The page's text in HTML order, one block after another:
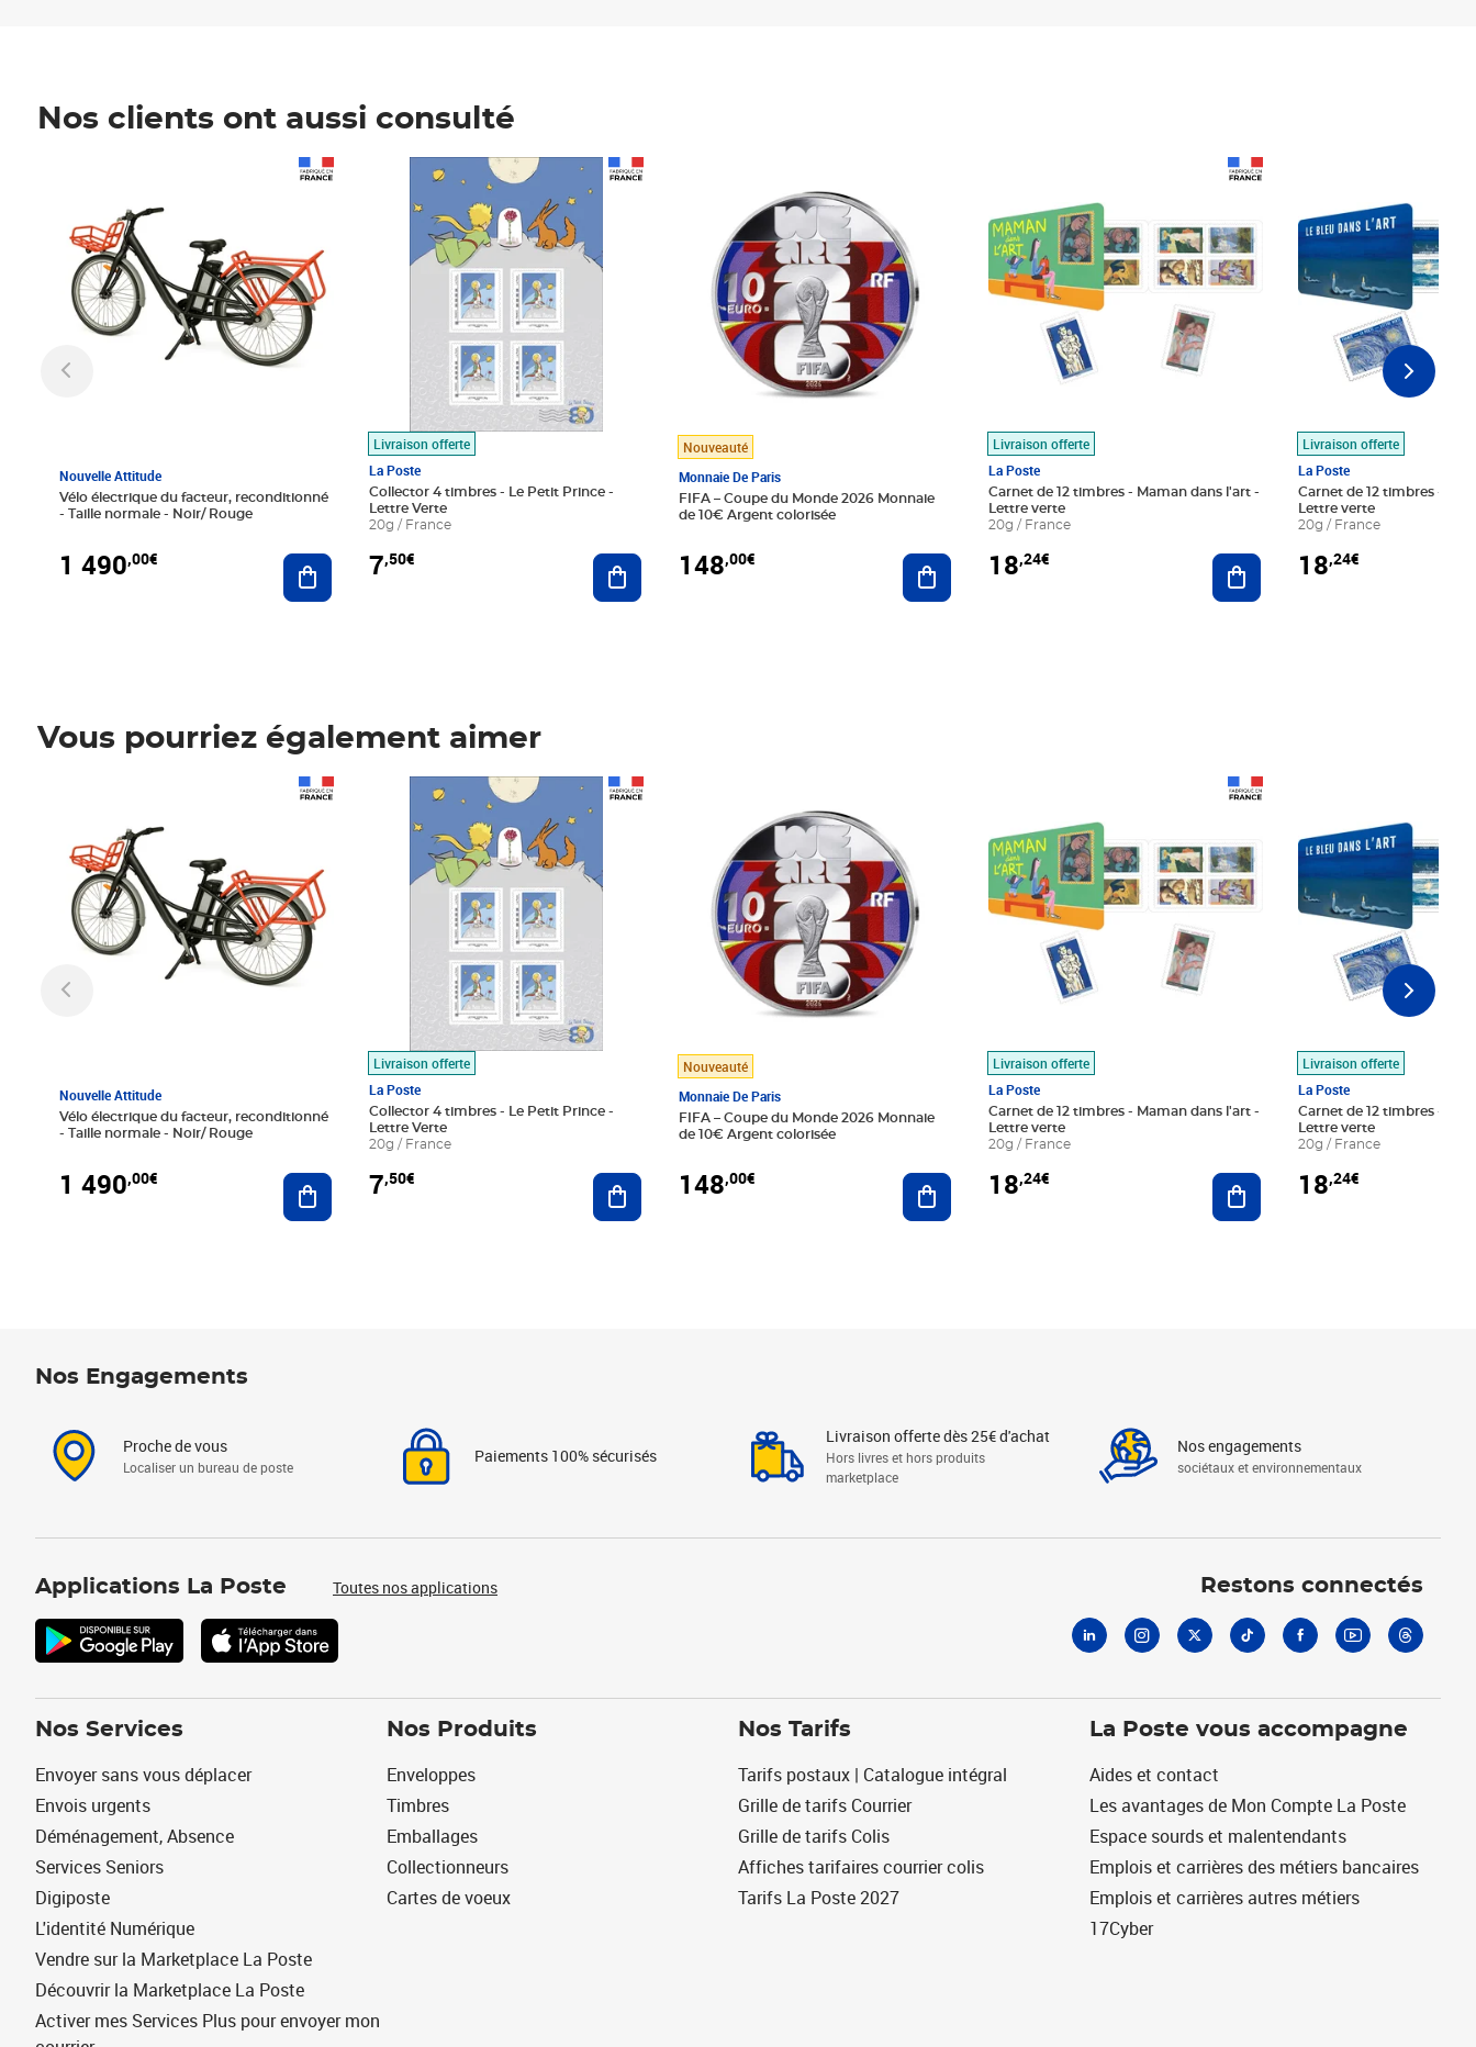
Nos clients ont aussi consulté
Nouvelle Attitude
Vélo électrique du facteur, reconditionné
- Taille normale - Noir/ Rouge
1 490,00€ Ajouter au panier
Livraison offerte
La Poste
Collector 4 timbres - Le Petit Prince -
Lettre Verte
20g / France
7,50€
Prix 7,50€
Ajouter au panier
Nouveauté
Monnaie De Paris
FIFA – Coupe du Monde 2026 Monnaie
de 10€ Argent colorisée
148,00€ Ajouter au panier
Livraison offerte
La Poste
Carnet de 12 timbres - Maman dans l'art -
Lettre verte
20g / France
18,24€ Ajouter au panier
Livraison offerte
La Poste
Carnet de 12 timbres - Le
Lettre verte
20g / France
18,24€
Vous pourriez également aimer
Nouvelle Attitude
Vélo électrique du facteur, reconditionné
- Taille normale - Noir/ Rouge
1 490,00€ Ajouter au panier
Livraison offerte
La Poste
Collector 4 timbres - Le Petit Prince -
Lettre Verte
20g / France
7,50€
Prix 7,50€
Ajouter au panier
Nouveauté
Monnaie De Paris
FIFA – Coupe du Monde 2026 Monnaie
de 10€ Argent colorisée
148,00€ Ajouter au panier
Livraison offerte
La Poste
Carnet de 12 timbres - Maman dans l'art -
Lettre verte
20g / France
18,24€ Ajouter au panier
Livraison offerte
La Poste
Carnet de 12 timbres - Le
Lettre verte
20g / France
18,24€
Nos Engagements
Proche de vous
Localiser un bureau de poste
Paiements 100% sécurisés
Livraison offerte dès 25€ d'achat
Hors livres et hors produits
marketplace
Nos engagements
sociétaux et environnementaux
Applications La Poste Toutes nos applications Restons connectés
Nos Services
Envoyer sans vous déplacer
Envois urgents
Déménagement, Absence
Services Seniors
Digiposte
L'identité Numérique
Vendre sur la Marketplace La Poste
Découvrir la Marketplace La Poste
Activer mes Services Plus pour envoyer mon
Nos Produits
Enveloppes
Timbres
Emballages
Collectionneurs
Cartes de voeux
Nos Tarifs
Tarifs postaux | Catalogue intégral
Grille de tarifs Courrier
Grille de tarifs Colis
Affiches tarifaires courrier colis
Tarifs La Poste 2027
La Poste vous accompagne
Aides et contact
Les avantages de Mon Compte La Poste
Espace sourds et malentendants
Emplois et carrières des métiers bancaires
Emplois et carrières autres métiers
17Cyber